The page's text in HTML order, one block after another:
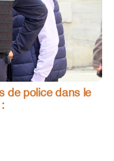
de police dans le